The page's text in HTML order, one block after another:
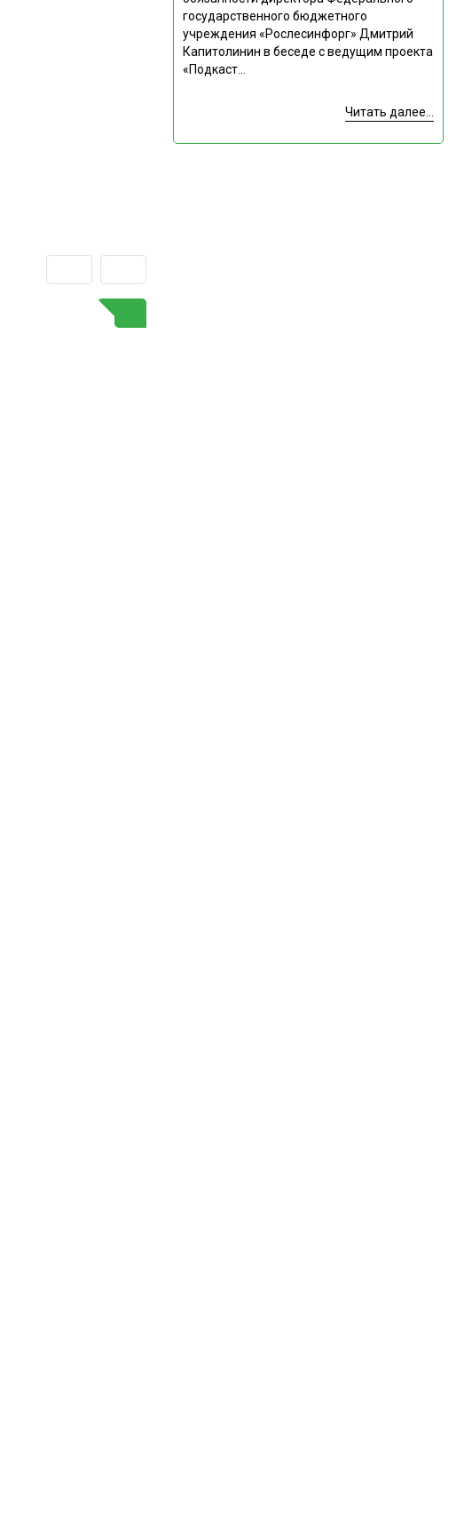
государственного бюджетного
учреждения «Рослесинфорг» Дмитрий
Капитолинин в беседе с ведущим проекта
«Подкаст...
Читать далее...